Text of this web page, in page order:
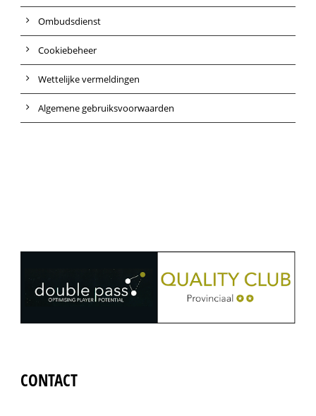
Ombudsdienst
Cookiebeheer
Wettelijke vermeldingen
Algemene gebruiksvoorwaarden
CONTACT